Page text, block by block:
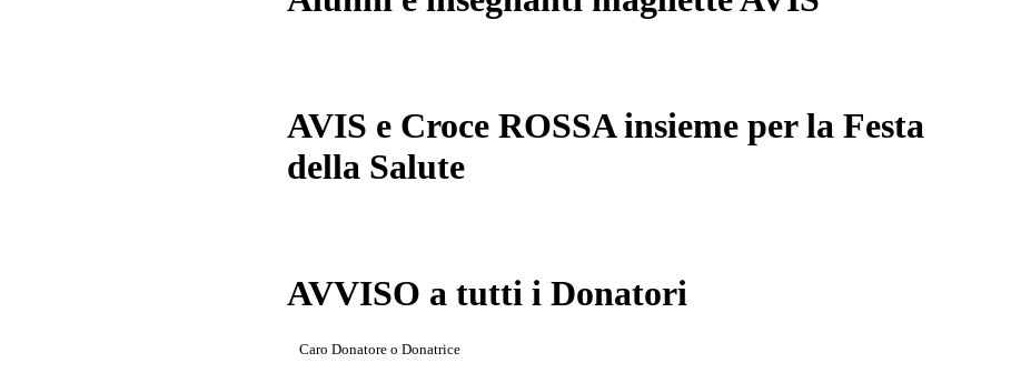
AVIS e Croce ROSSA insieme per la Festa
della Salute
AVVISO a tutti i Donatori
Caro Donatore o Donatrice